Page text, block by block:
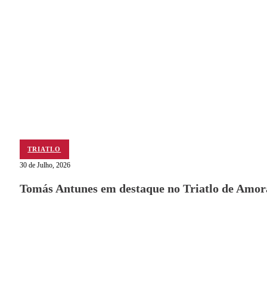
TRIATLO
30 de Julho, 2026
Tomás Antunes em destaque no Triatlo de